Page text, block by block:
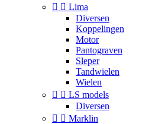
  Lima
Diversen
Koppelingen
Motor
Pantograven
Sleper
Tandwielen
Wielen
  LS models
Diversen
  Marklin